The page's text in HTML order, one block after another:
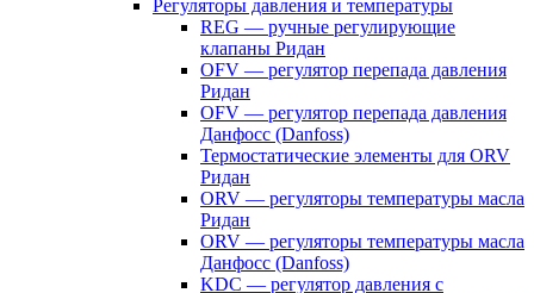
Регуляторы давления и температуры
REG — ручные регулирующие
клапаны Ридан
OFV — регулятор перепада давления
Ридан
OFV — регулятор перепада давления
Данфосс (Danfoss)
Термостатические элементы для ORV
Ридан
ORV — регуляторы температуры масла
Ридан
ORV — регуляторы температуры масла
Данфосс (Danfoss)
KDC — регулятор давления с